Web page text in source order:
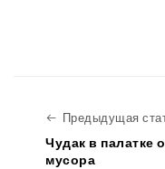
Предыдущая
Чудак в палатке
мусора